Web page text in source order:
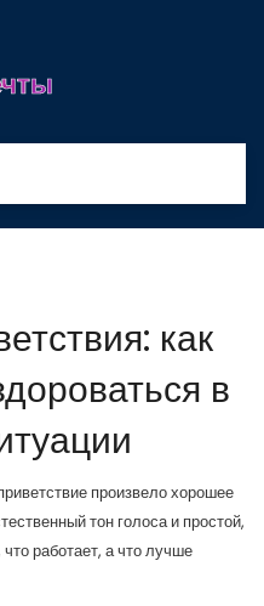
как
в
произвело хорошее
тон голоса и простой,
работает, а что лучше